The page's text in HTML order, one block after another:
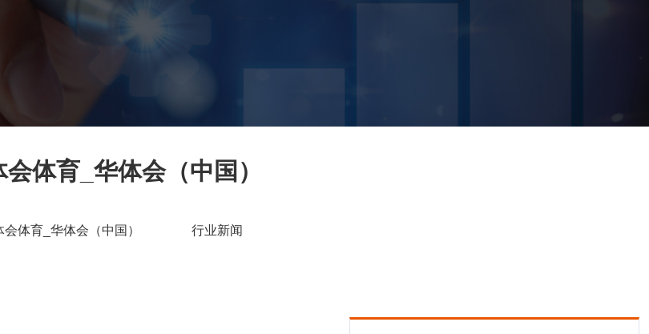
会体育_华体会（中国）
会体育_华体会（中国） 行业新闻